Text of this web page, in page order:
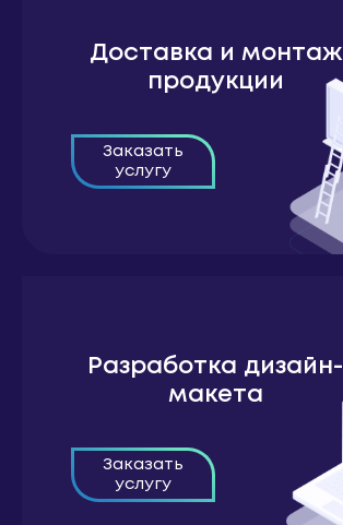
Доставка и монтаж
продукции
Заказать
услугу
Разработка дизайн-
макета
Заказать
услугу